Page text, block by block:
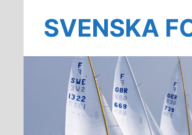
innehållSVENSKA